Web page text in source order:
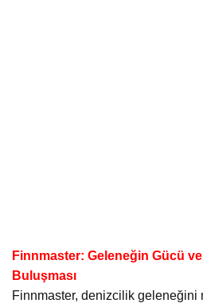
Finnmaster: Geleneğin Gücü ve
Buluşması
Finnmaster, denizcilik geleneğini